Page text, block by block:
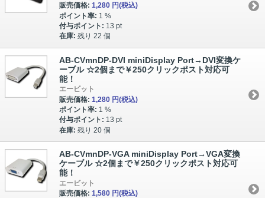
販売価格: 1,280 円(税込)
ポイント率: 1 %
付与ポイント: 13 pt
在庫: 残り 22 個
AB-CVmnDP-DVI miniDisplay Port→DVI変換ケ
ーブル ☆2個まで￥250クリックポスト対応可
能！
エービット
販売価格: 1,280 円(税込)
ポイント率: 1 %
付与ポイント: 13 pt
在庫: 残り 20 個
AB-CVmnDP-VGA miniDisplay Port→VGA変換
ケーブル ☆2個まで￥250クリックポスト対応可
能！
エービット
販売価格: 1,580 円(税込)